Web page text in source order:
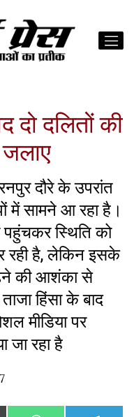
दो दलितों की
दौरे के उपरांत
में सामने आ रहा है।
स्थिति को
रही है, लेकिन इसके
की आशंका से
हिंसा के बाद
मीडिया पर
जा रहा है